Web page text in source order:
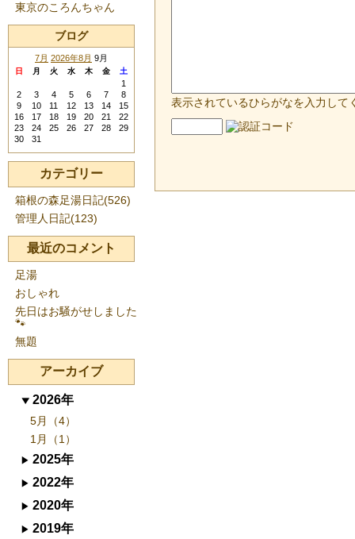
表示されているひらがなを入力して
東京のころんちゃん
ブログ
7月 2026年8月 9月
日 月 火 水 木 金 土
1
2
3 4 5 6 7
8
9
10 11 12 13 14
15
16
17 18 19 20 21
22
23
24 25 26 27 28
29
30
31
カテゴリー
箱根の森足湯日記(526)
管理人日記(123)
最近のコメント
足湯
おしゃれ
先日はお騒がせしました
🐾
無題
アーカイブ
2026年
5月（4）
1月（1）
2025年
2022年
2020年
2019年